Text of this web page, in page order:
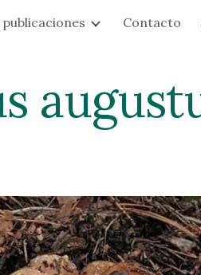
Skip to
publicaciones Contacto